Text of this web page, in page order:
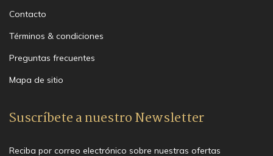
Contacto
Términos & condiciones
Preguntas frecuentes
Mapa de sitio
Suscríbete a nuestro Newsletter
Reciba por correo electrónico sobre nuestras ofertas